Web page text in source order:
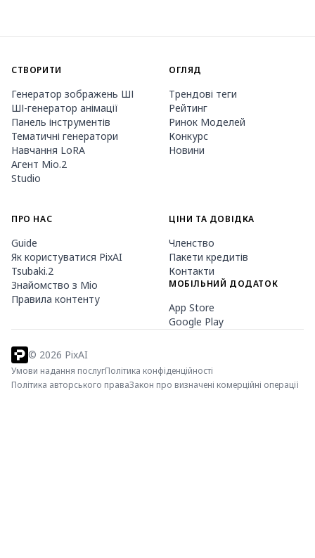
СТВОРИТИ
Генератор зображень ШІ
ШІ-генератор анімації
Панель інструментів
Тематичні генератори
Навчання LoRA
Агент Mio.2
Studio
ОГЛЯД
Трендові теги
Рейтинг
Ринок Моделей
Конкурс
Новини
ПРО НАС
Guide
Як користуватися PixAI
Tsubaki.2
Знайомство з Mio
Правила контенту
ЦІНИ ТА ДОВІДКА
Членство
Пакети кредитів
Контакти
МОБІЛЬНИЙ ДОДАТОК
App Store
Google Play
© 2026 PixAI
Умови надання послугПолітика конфіденційності
Політика авторського праваЗакон про визначені комерційні операції